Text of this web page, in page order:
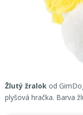
Žlutý žralok od
plyšová hračka. Barva